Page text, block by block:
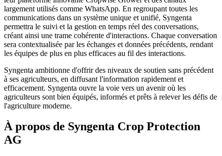
largement utilisés comme WhatsApp. En regroupant toutes les
communications dans un système unique et unifié, Syngenta
permettra le suivi et la gestion en temps réel des conversations,
créant ainsi une trame cohérente d'interactions. Chaque conversation
sera contextualisée par les échanges et données précédents, rendant
les équipes de plus en plus efficaces au fil des interactions.
Syngenta ambitionne d'offrir des niveaux de soutien sans précédent
à ses agriculteurs, en diffusant l'information rapidement et
efficacement. Syngenta ouvre la voie vers un avenir où les
agriculteurs sont bien équipés, informés et prêts à relever les défis de
l'agriculture moderne.
À propos de Syngenta Crop Protection
AG